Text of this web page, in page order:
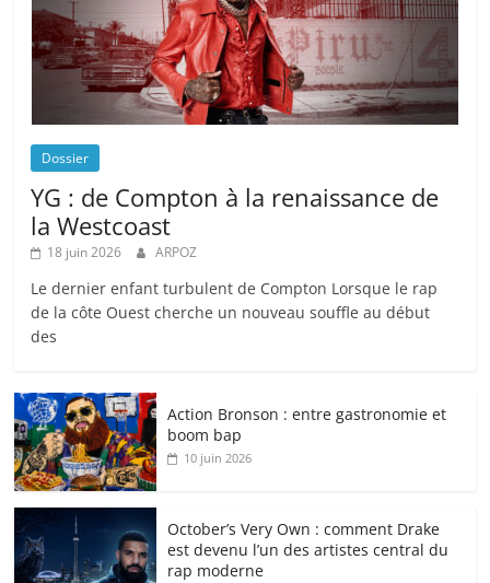
Dossier
YG : de Compton à la renaissance de
la Westcoast
18 juin 2026 ARPOZ
Le dernier enfant turbulent de Compton Lorsque le rap
de la côte Ouest cherche un nouveau souffle au début
des
Action Bronson : entre gastronomie et
boom bap
10 juin 2026
October’s Very Own : comment Drake
est devenu l’un des artistes central du
rap moderne